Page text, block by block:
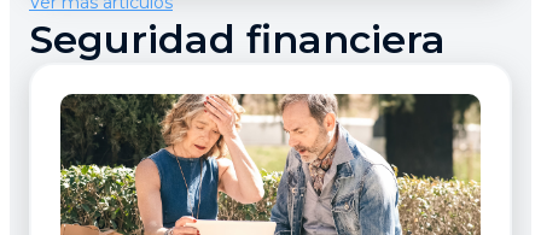
Seguridad financiera